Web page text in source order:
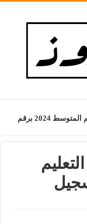
موقع كشف نقاط شهادة التعليم المتوسط 2024 برقم